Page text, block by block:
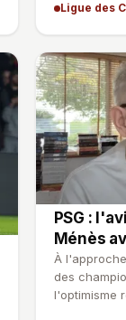
PSG :
Ménès
À
des
l'optimisme